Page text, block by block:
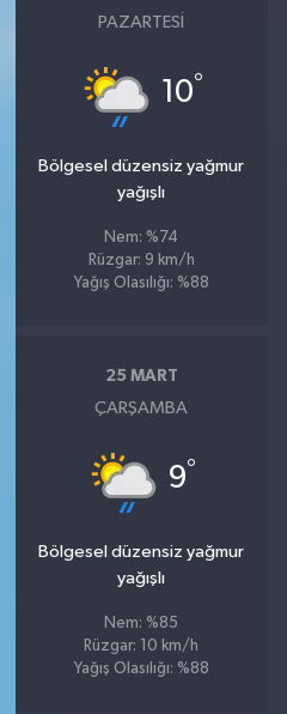
PAZARTESI
10°
Bölgesel düzensiz yağmur
yağışlı
Nem: %74
Rüzgar: 9 km/h
Yağış Olasılığı: %88
25 MART
ÇARŞAMBA
9°
Bölgesel düzensiz yağmur
yağışlı
Nem: %85
Rüzgar: 10 km/h
Yağış Olasılığı: %88